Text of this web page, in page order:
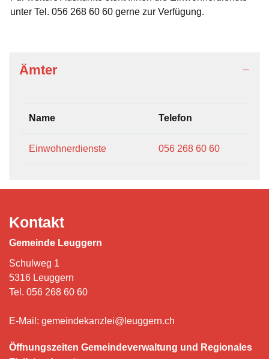
unter Tel. 056 268 60 60 gerne zur Verfügung.
Ämter
Name Telefon
Einwohnerdienste 056 268 60 60
Kontakt
Gemeinde Leuggern
Schulweg 1
5316 Leuggern
Tel. 056 268 60 60
E-Mail: gemeindekanzlei@leuggern.ch
Öffnungszeiten Gemeindeverwaltung und Regionales